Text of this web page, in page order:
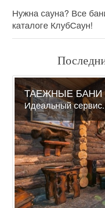
Нужна сауна? Все
каталоге КлубСаун!
ТАЕЖНЫЕ БАНИ
Идеальный